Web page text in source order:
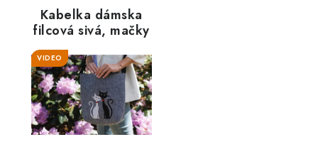
Kabelka dámska
filcová sivá, mačky
VIDEO